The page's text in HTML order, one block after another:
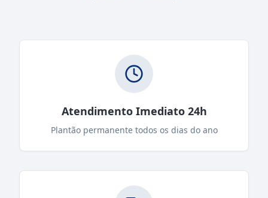
Atendimento Imediato 24h
Plantão permanente todos os dias do ano